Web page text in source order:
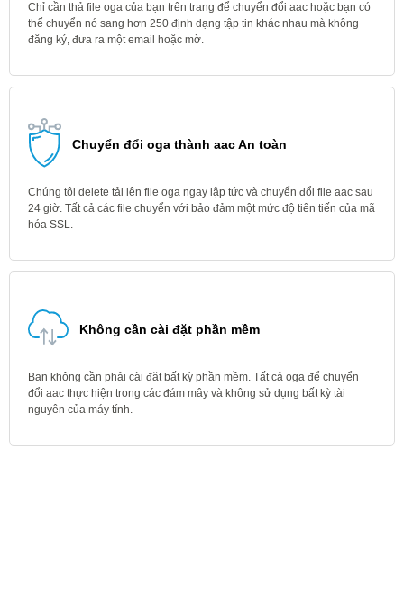
Chỉ cần thả file oga của bạn trên trang để chuyển đổi aac hoặc bạn có
thể chuyển nó sang hơn 250 định dạng tập tin khác nhau mà không
đăng ký, đưa ra một email hoặc mờ.
Chuyển đổi oga thành aac An toàn
Chúng tôi delete tải lên file oga ngay lập tức và chuyển đổi file aac sau
24 giờ. Tất cả các file chuyển với bảo đảm một mức độ tiên tiến của mã
hóa SSL.
Không cần cài đặt phần mềm
Bạn không cần phải cài đặt bất kỳ phần mềm. Tất cả oga để chuyển
đổi aac thực hiện trong các đám mây và không sử dụng bất kỳ tài
nguyên của máy tính.